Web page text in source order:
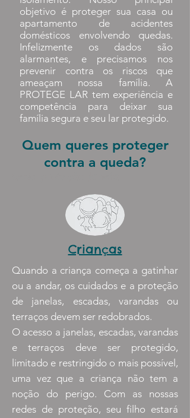
objetivo é proteger sua casa ou
apartamento de acidentes
domésticos envolvendo quedas.
Infelizmente os dados são
alarmantes, e precisamos nos
prevenir contra os riscos que
ameaçam nossa família. A
PROTEGE LAR tem experiência e
competência para deixar sua
família segura e seu lar protegido.
Quem queres proteger
contra a queda?
Crianças
Quando a criança começa a gatinhar
ou a andar, os cuidados e a proteção
de janelas, escadas, varandas ou
terraços devem ser redobrados.
O acesso a janelas, escadas, varandas
e terraços deve ser protegido,
limitado e restringido o mais possível,
uma vez que a criança não tem a
noção do perigo. Com as nossas
redes de proteção, seu filho estará